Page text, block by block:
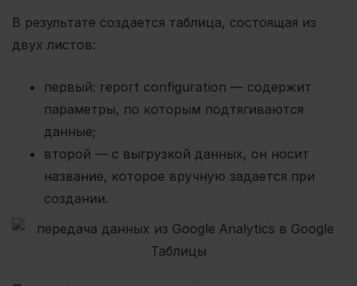
В результате создается таблица, состоящая из
двух листов:
первый: report configuration — содержит
параметры, по которым подтягиваются
данные;
второй — с выгрузкой данных, он носит
название, которое вручную задается при
создании.